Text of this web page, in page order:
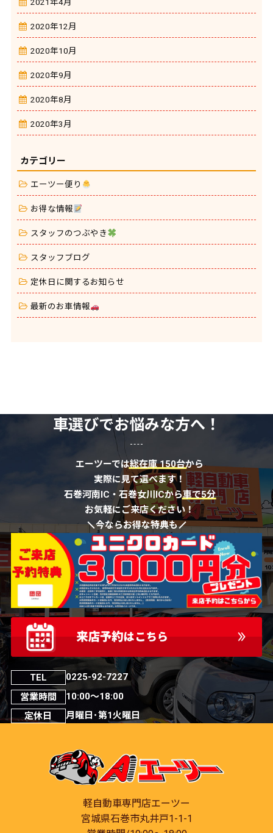
2021年4月
2020年12月
2020年10月
2020年9月
2020年8月
2020年3月
カテゴリー
エーツー便り
お得な情報
スタッフのつぶやき
スタッフブログ
定休日に関するお知らせ
最新のお車情報
車選びでお悩みな方へ！
エーツーでは総在庫 150台から
実際に見て選べます！
石巻河南IC・石巻女川ICから車で5分
お気軽にご来店ください！
今ならお得な特典も
TEL
0225-92-7227
営業時間
10:00～18:00
定休日
月曜日･第1火曜日
軽自動車専門店エーツー
宮城県石巻市丸井戸1-1-1